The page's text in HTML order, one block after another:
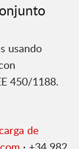
usando
450/1188.
de